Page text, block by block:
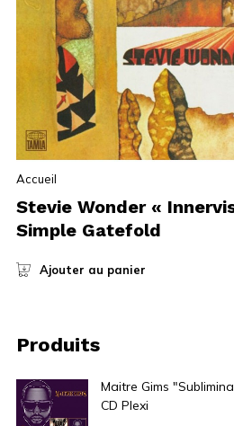
Accueil
Stevie Wonder «
Simple Gatefold
Ajouter au panier
Produits
Maitre Gims
CD Plexi